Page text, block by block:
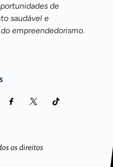
de
saudável e
empreendedorismo.
os direitos